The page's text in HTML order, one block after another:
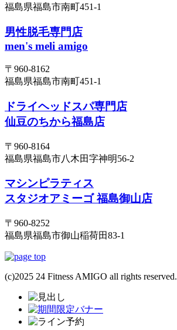
福島県福島市南町451-1
男性脱毛専門店
men's meli amigo
〒960-8162
福島県福島市南町451-1
ドライヘッドスパ専門店
仙豆のちから福島店
〒960-8164
福島県福島市八木田字神明56-2
マシンピラティス
スタジオアミーゴ 福島御山店
〒960-8252
福島県福島市御山稲荷田83-1
(c)2025 24 Fitness AMIGO all rights reserved.